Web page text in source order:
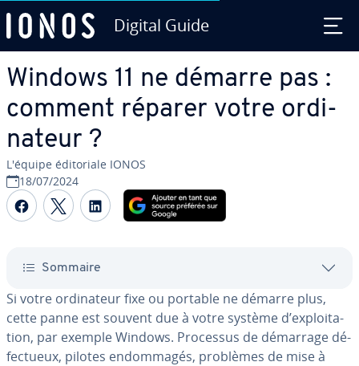
Digital Guide
Windows 11 ne démarre pas :
comment réparer votre or­di­
na­teur ?
L'équipe édi­to­riale IONOS
18/07/2024
Partager sur Facebook
Partager sur Twitter
Partager sur LinkedIn
Sommaire
Si votre or­di­na­teur fixe ou portable ne démarre plus,
cette panne est souvent due à votre système d’ex­ploi­ta­
tion, par exemple Windows. Processus de démarrage dé­
fec­tueux, pilotes en­dom­ma­gés, problèmes de mise à